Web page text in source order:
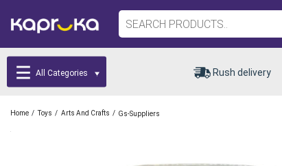
All Categories Rush delivery
Home / Toys / Arts And Crafts / Gs-Suppliers